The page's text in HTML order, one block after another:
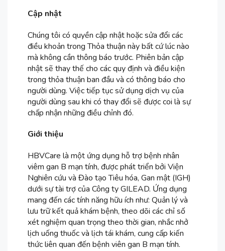
Cập nhật
Chúng tôi có quyền cập nhật hoặc sửa đổi các
điều khoản trong Thỏa thuận này bất cứ lúc nào
mà không cần thông báo trước. Phiên bản cập
nhật sẽ thay thế cho các quy định và điều kiện
trong thỏa thuận ban đầu và có thông báo cho
người dùng. Việc tiếp tục sử dụng dịch vụ của
người dùng sau khi có thay đổi sẽ được coi là sự
chấp nhận những điều chỉnh đó.
Giới thiệu
HBVCare là một ứng dụng hỗ trợ bệnh nhân
viêm gan B mạn tính, được phát triển bởi Viện
Nghiên cứu và Đào tạo Tiêu hóa, Gan mật (IGH)
dưới sự tài trợ của Công ty GILEAD. Ứng dụng
mang đến các tính năng hữu ích như: Quản lý và
lưu trữ kết quả khám bệnh, theo dõi các chỉ số
xét nghiệm quan trọng theo thời gian, nhắc nhở
lịch uống thuốc và lịch tái khám, cung cấp kiến
thức liên quan đến bệnh viên gan B mạn tính.